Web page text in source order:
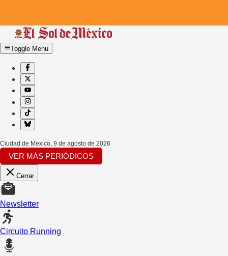
Toggle Menu
Ciudad de Mexico, 9 de agosto de 2026
VER MÁS PERIÓDICOS
Cerrar
Newsletter
Circuito Running